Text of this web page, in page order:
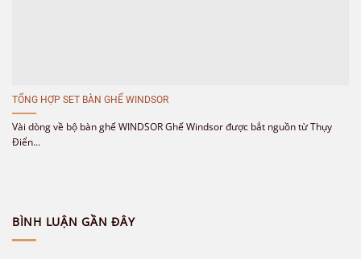
TỔNG HỢP SET BÀN GHẾ WINDSOR
Vài dòng về bộ bàn ghế WINDSOR Ghế Windsor được bắt nguồn từ Thụy
Điển...
BÌNH LUẬN GẦN ĐÂY